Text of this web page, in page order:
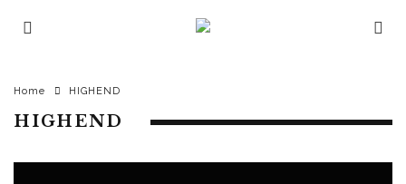
Home HIGHEND
HIGHEND